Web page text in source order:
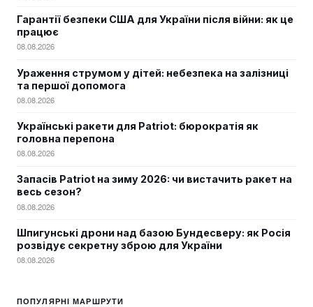
Гарантії безпеки США для України після війни: як це
працює
08.08.2026
Ураження струмом у дітей: небезпека на залізниці
та першої допомога
08.08.2026
Українські ракети для Patriot: бюрократія як
головна перепона
08.08.2026
Запасів Patriot на зиму 2026: чи вистачить ракет на
весь сезон?
08.08.2026
Шпигунські дрони над базою Бундесверу: як Росія
розвідує секретну зброю для України
08.08.2026
ПОПУЛЯРНІ МАРШРУТИ